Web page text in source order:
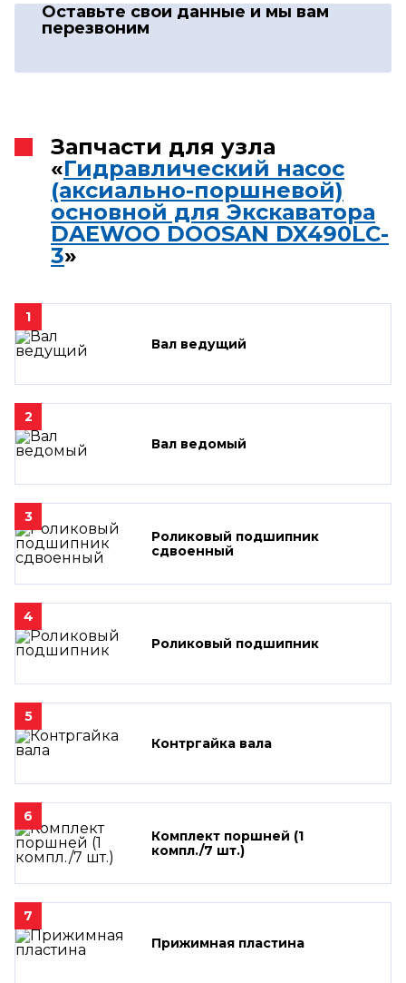
Оставьте свои данные и мы вам
перезвоним
Запчасти для узла
«Гидравлический насос
(аксиально-поршневой)
основной для Экскаватора
DAEWOO DOOSAN DX490LC-
3»
1
Вал ведущий
2
Вал ведомый
3
Роликовый подшипник
сдвоенный
4
Роликовый подшипник
5
Контргайка вала
6
Комплект поршней (1
компл./7 шт.)
7
Прижимная пластина